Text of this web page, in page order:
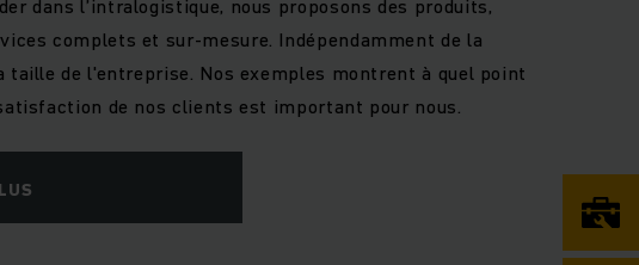
dans l’intralogistique, nous proposons des produits,
complets et sur-mesure. Indépendamment de la
taille de l'entreprise. Nos exemples montrent à quel point
de nos clients est important pour nous.